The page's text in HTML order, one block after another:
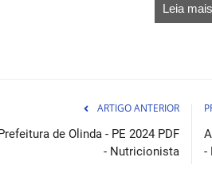
Leia
ARTIGO ANTERIOR
de Olinda - PE 2024 PDF
- Nutricionista
-